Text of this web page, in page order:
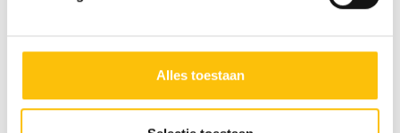
‘Alleen noodzakelijk’, dan gebruiken we alleen cookies en
doelen. Je kunt je keuze achteraf altijd aanpassen of
intrekken via hetcookiebeleid(onderaan de website
Alles toestaan
Wat heeft de India Pale Ale met
India te maken?